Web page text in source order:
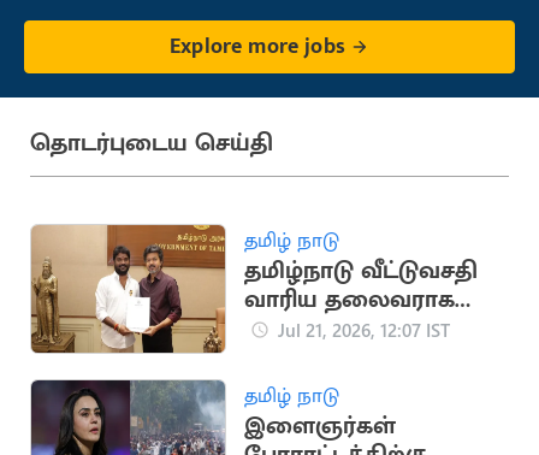
Explore more jobs
தொடர்புடைய செய்தி
தமிழ் நாடு
தமிழ்நாடு வீட்டுவசதி
வாரிய தலைவராக
தவெக நிர்வாகி சிவா
Jul 21, 2026, 12:07 IST
தமிழ் நாடு
இளைஞர்கள்